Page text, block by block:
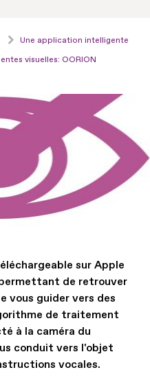
Une application intelligente
visuelles: OORION
sur Apple
de retrouver
vous guider vers des
de traitement
à la caméra du
conduit vers l'objet
vocales.